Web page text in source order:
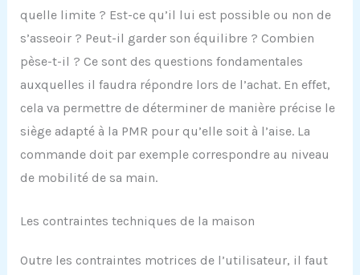
quelle limite ? Est-ce qu’il lui est possible ou non de
s’asseoir ? Peut-il garder son équilibre ? Combien
pèse-t-il ? Ce sont des questions fondamentales
auxquelles il faudra répondre lors de l’achat. En effet,
cela va permettre de déterminer de manière précise le
siège adapté à la PMR pour qu’elle soit à l’aise. La
commande doit par exemple correspondre au niveau
de mobilité de sa main.
Les contraintes techniques de la maison
Outre les contraintes motrices de l’utilisateur, il faut